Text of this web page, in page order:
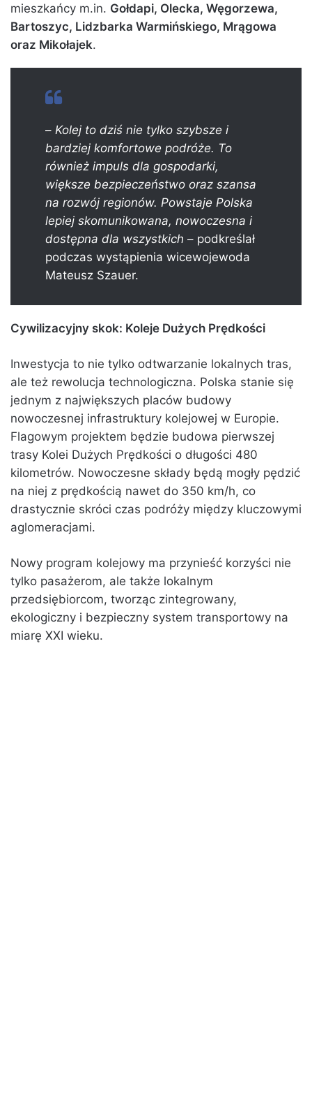
mieszkańcy m.in. Gołdapi, Olecka, Węgorzewa,
Bartoszyc, Lidzbarka Warmińskiego, Mrągowa
oraz Mikołajek.
– Kolej to dziś nie tylko szybsze i
bardziej komfortowe podróże. To
również impuls dla gospodarki,
większe bezpieczeństwo oraz szansa
na rozwój regionów. Powstaje Polska
lepiej skomunikowana, nowoczesna i
dostępna dla wszystkich – podkreślał
podczas wystąpienia wicewojewoda
Mateusz Szauer.
Cywilizacyjny skok: Koleje Dużych Prędkości
Inwestycja to nie tylko odtwarzanie lokalnych tras,
ale też rewolucja technologiczna. Polska stanie się
jednym z największych placów budowy
nowoczesnej infrastruktury kolejowej w Europie.
Flagowym projektem będzie budowa pierwszej
trasy Kolei Dużych Prędkości o długości 480
kilometrów. Nowoczesne składy będą mogły pędzić
na niej z prędkością nawet do 350 km/h, co
drastycznie skróci czas podróży między kluczowymi
aglomeracjami.
Nowy program kolejowy ma przynieść korzyści nie
tylko pasażerom, ale także lokalnym
przedsiębiorcom, tworząc zintegrowany,
ekologiczny i bezpieczny system transportowy na
miarę XXI wieku.